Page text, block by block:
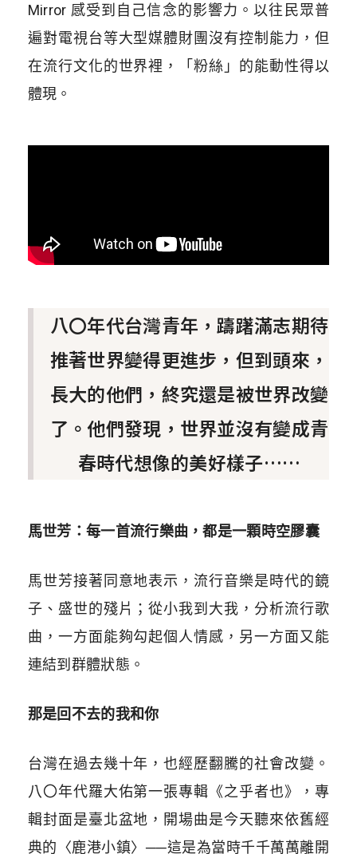
Mirror 感受到自己信念的影響力。以往民眾普
遍對電視台等大型媒體財團沒有控制能力，但
在流行文化的世界裡，「粉絲」的能動性得以
體現。
八〇年代台灣青年，躊躇滿志期待
推著世界變得更進步，但到頭來，
長大的他們，終究還是被世界改變
了。他們發現，世界並沒有變成青
春時代想像的美好樣子……
馬世芳：每一首流行樂曲，都是一顆時空膠囊
馬世芳接著同意地表示，流行音樂是時代的鏡
子、盛世的殘片；從小我到大我，分析流行歌
曲，一方面能夠勾起個人情感，另一方面又能
連結到群體狀態。
那是回不去的我和你
台灣在過去幾十年，也經歷翻騰的社會改變。
八〇年代羅大佑第一張專輯《之乎者也》，專
輯封面是臺北盆地，開場曲是今天聽來依舊經
典的〈鹿港小鎮〉──這是為當時千千萬萬離開